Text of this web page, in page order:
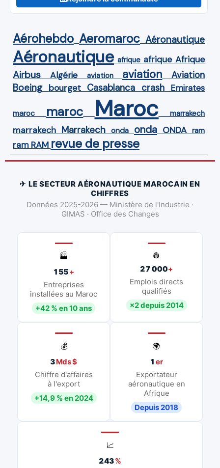
Aérohebdo Aeromaroc Aéronautique
Aéronautique afrique afrique Afrique
Airbus Algérie aviation aviation Aviation
Boeing bourget Casablanca crash Emirates
maroc maroc Maroc marrakech
marrakech Marrakech onda onda ONDA ram
ram RAM revue de presse
✈ LE SECTEUR AÉRONAUTIQUE MAROCAIN EN
CHIFFRES
Données 2025-2026 — Ministère de l'Industrie ·
GIMAS · Office des Changes
🏭
155+
Entreprises
installées au Maroc
+42 % en 10 ans
👷
27 000+
Emplois directs
qualifiés
×2 depuis 2014
💰
3Mds $
Chiffre d'affaires
à l'export
+14,9 % en 2024
🌍
1 er
Exportateur
aéronautique en
Afrique
Depuis 2018
📈
243%